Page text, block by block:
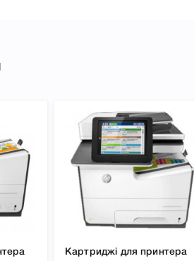
Картриджі для принтера